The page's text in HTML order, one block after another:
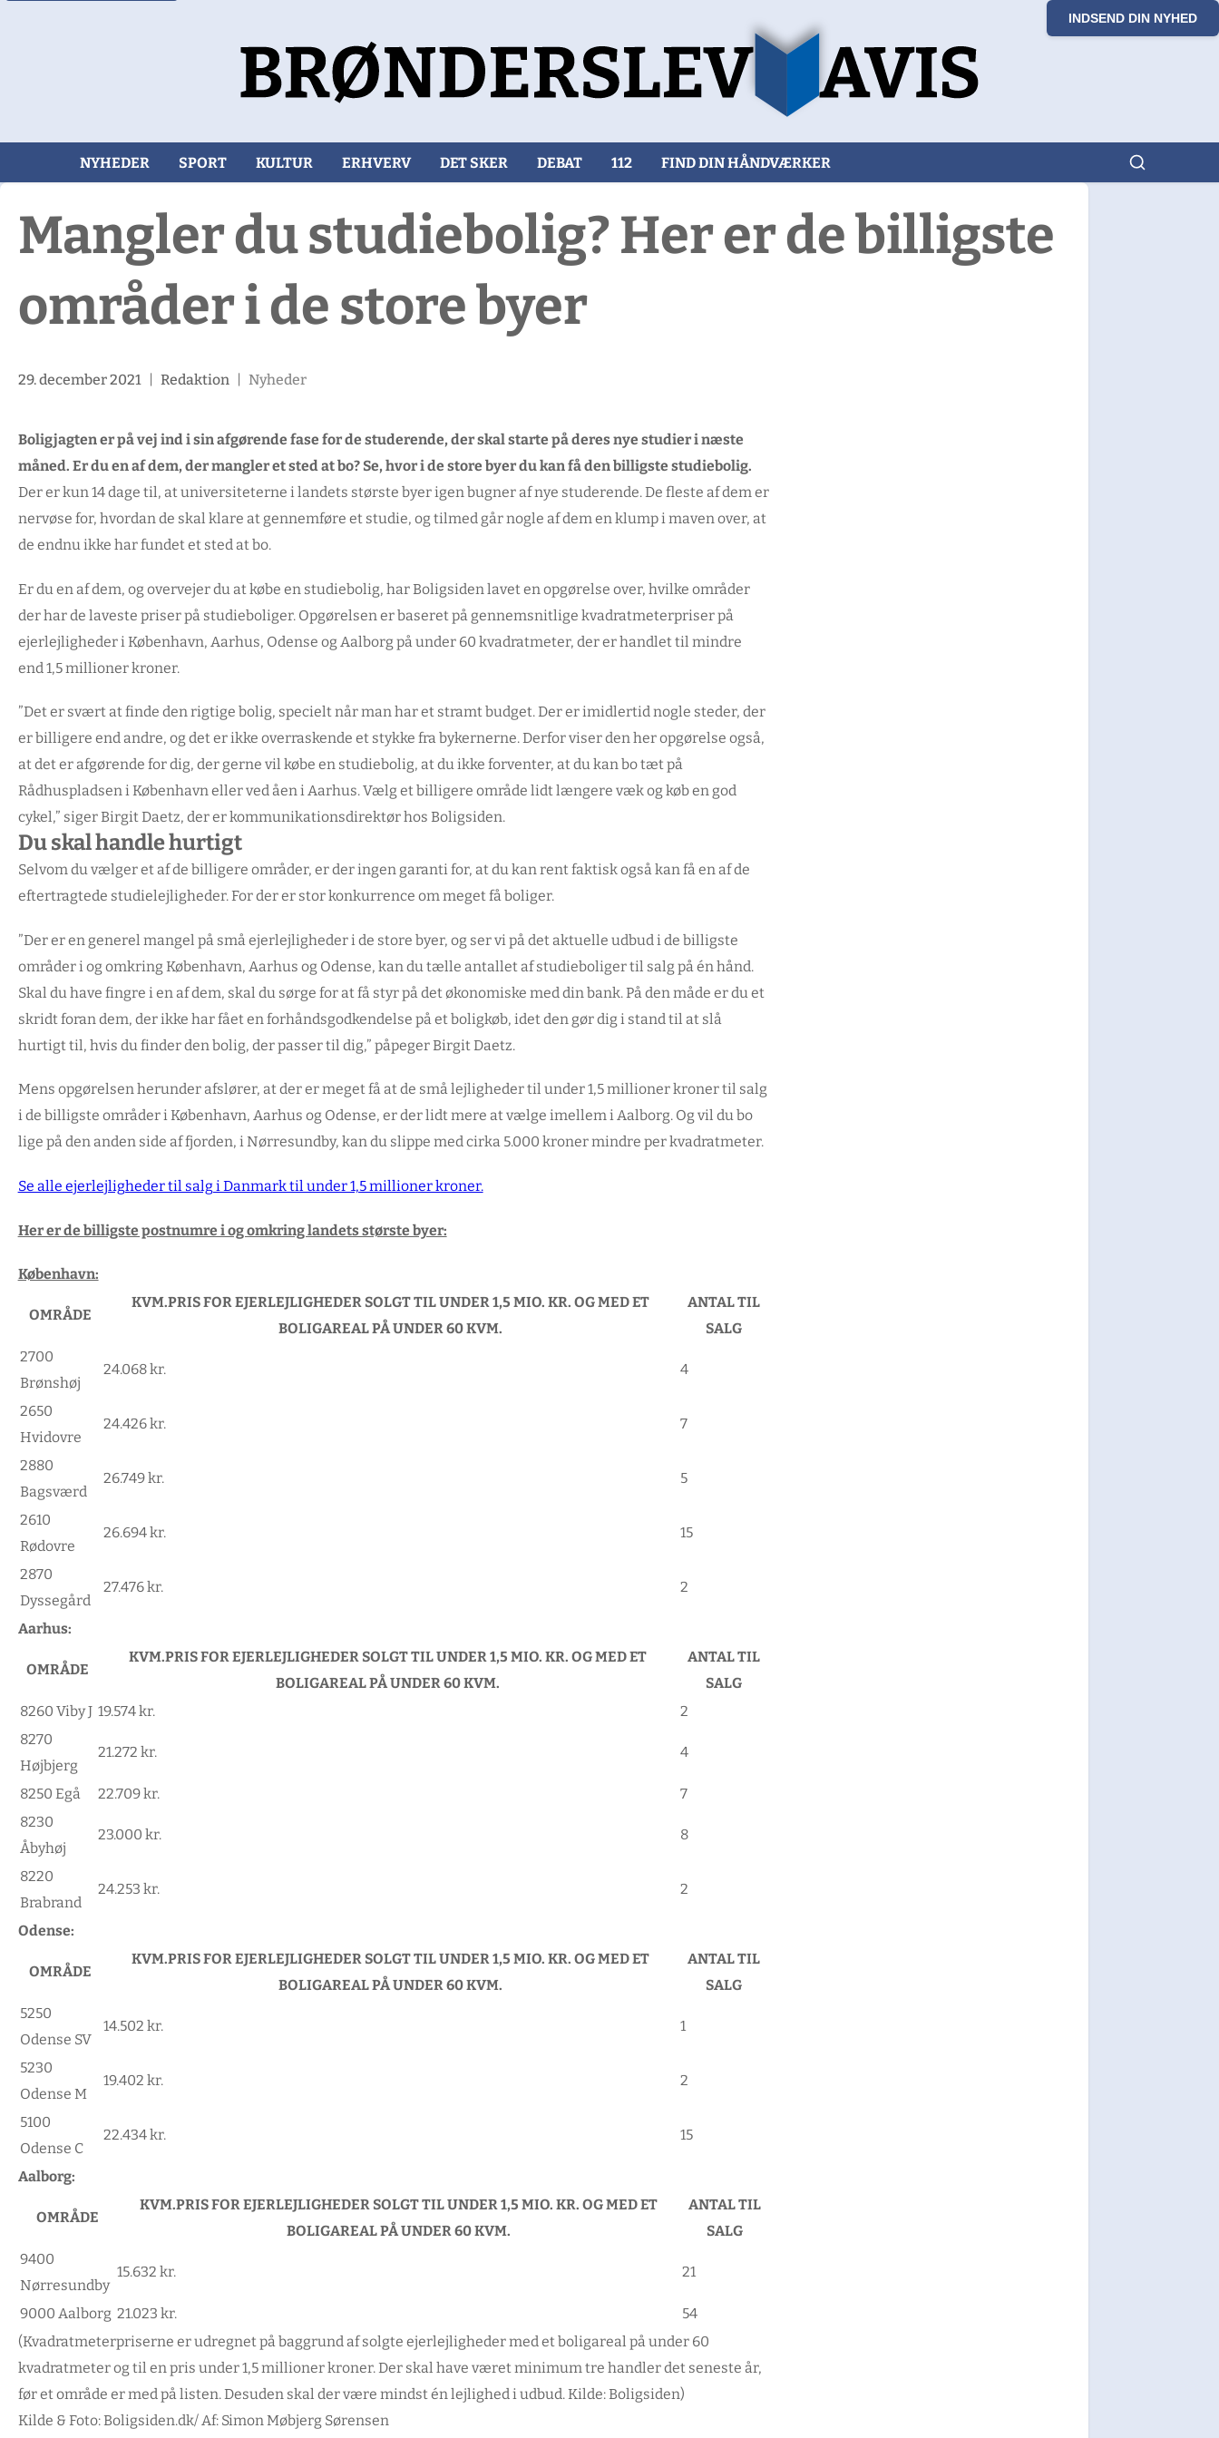
INDSEND DIN NYHED
NYHEDER SPORT KULTUR ERHVERV DET SKER DEBAT 112 FIND DIN HÅNDVÆRKER
Mangler du studiebolig? Her er de billigste
områder i de store byer
29. december 2021| Redaktion| Nyheder
Boligjagten er på vej ind i sin afgørende fase for de studerende, der skal starte på deres nye studier i næste
måned. Er du en af dem, der mangler et sted at bo? Se, hvor i de store byer du kan få den billigste studiebolig.
Der er kun 14 dage til, at universiteterne i landets største byer igen bugner af nye studerende. De fleste af dem er
nervøse for, hvordan de skal klare at gennemføre et studie, og tilmed går nogle af dem en klump i maven over, at
de endnu ikke har fundet et sted at bo.
Er du en af dem, og overvejer du at købe en studiebolig, har Boligsiden lavet en opgørelse over, hvilke områder
der har de laveste priser på studieboliger. Opgørelsen er baseret på gennemsnitlige kvadratmeterpriser på
ejerlejligheder i København, Aarhus, Odense og Aalborg på under 60 kvadratmeter, der er handlet til mindre
end 1,5 millioner kroner.
”Det er svært at finde den rigtige bolig, specielt når man har et stramt budget. Der er imidlertid nogle steder, der
er billigere end andre, og det er ikke overraskende et stykke fra bykernerne. Derfor viser den her opgørelse også,
at det er afgørende for dig, der gerne vil købe en studiebolig, at du ikke forventer, at du kan bo tæt på
Rådhuspladsen i København eller ved åen i Aarhus. Vælg et billigere område lidt længere væk og køb en god
cykel,” siger Birgit Daetz, der er kommunikationsdirektør hos Boligsiden.
Du skal handle hurtigt
Selvom du vælger et af de billigere områder, er der ingen garanti for, at du kan rent faktisk også kan få en af de
eftertragtede studielejligheder. For der er stor konkurrence om meget få boliger.
”Der er en generel mangel på små ejerlejligheder i de store byer, og ser vi på det aktuelle udbud i de billigste
områder i og omkring København, Aarhus og Odense, kan du tælle antallet af studieboliger til salg på én hånd.
Skal du have fingre i en af dem, skal du sørge for at få styr på det økonomiske med din bank. På den måde er du et
skridt foran dem, der ikke har fået en forhåndsgodkendelse på et boligkøb, idet den gør dig i stand til at slå
hurtigt til, hvis du finder den bolig, der passer til dig,” påpeger Birgit Daetz.
Mens opgørelsen herunder afslører, at der er meget få at de små lejligheder til under 1,5 millioner kroner til salg
i de billigste områder i København, Aarhus og Odense, er der lidt mere at vælge imellem i Aalborg. Og vil du bo
lige på den anden side af fjorden, i Nørresundby, kan du slippe med cirka 5.000 kroner mindre per kvadratmeter.
Se alle ejerlejligheder til salg i Danmark til under 1,5 millioner kroner.
Her er de billigste postnumre i og omkring landets største byer:
København:
OMRÅDE
KVM.PRIS FOR EJERLEJLIGHEDER SOLGT TIL UNDER 1,5 MIO. KR. OG MED ET
BOLIGAREAL PÅ UNDER 60 KVM.
ANTAL TIL
SALG
2700
Brønshøj
24.068 kr. 4
2650
Hvidovre
24.426 kr. 7
2880
Bagsværd
26.749 kr. 5
2610
Rødovre
26.694 kr. 15
2870
Dyssegård
27.476 kr. 2
Aarhus:
OMRÅDE
KVM.PRIS FOR EJERLEJLIGHEDER SOLGT TIL UNDER 1,5 MIO. KR. OG MED ET
BOLIGAREAL PÅ UNDER 60 KVM.
ANTAL TIL
SALG
8260 Viby J 19.574 kr.
2
8270
Højbjerg
21.272 kr. 4
8250 Egå 22.709 kr.
7
8230
Åbyhøj
23.000 kr. 8
8220
Brabrand
24.253 kr. 2
Odense:
OMRÅDE
KVM.PRIS FOR EJERLEJLIGHEDER SOLGT TIL UNDER 1,5 MIO. KR. OG MED ET
BOLIGAREAL PÅ UNDER 60 KVM.
ANTAL TIL
SALG
5250
Odense SV
14.502 kr. 1
5230
Odense M
19.402 kr. 2
5100
Odense C
22.434 kr. 15
Aalborg:
OMRÅDE
KVM.PRIS FOR EJERLEJLIGHEDER SOLGT TIL UNDER 1,5 MIO. KR. OG MED ET
BOLIGAREAL PÅ UNDER 60 KVM.
ANTAL TIL
SALG
9400
Nørresundby
15.632 kr. 21
9000 Aalborg 21.023 kr.
54
(Kvadratmeterpriserne er udregnet på baggrund af solgte ejerlejligheder med et boligareal på under 60
kvadratmeter og til en pris under 1,5 millioner kroner. Der skal have været minimum tre handler det seneste år,
før et område er med på listen. Desuden skal der være mindst én lejlighed i udbud. Kilde: Boligsiden)
Kilde & Foto: Boligsiden.dk/ Af: Simon Møbjerg Sørensen